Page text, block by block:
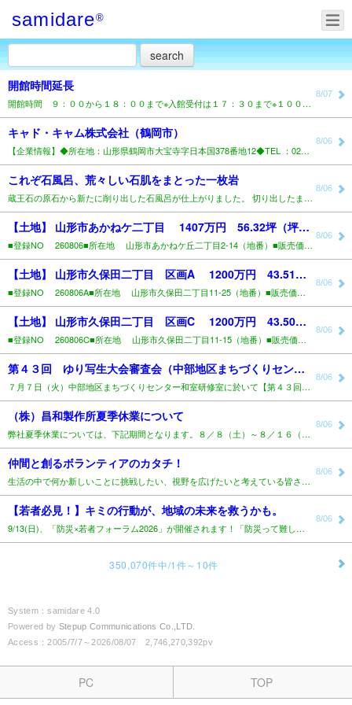
samidare®
開館時間延長
開館時間 ９：００から１８：００まで※入館受付は１７：３０まで※１００名城スタンプ、マンホールカード..
8/07
キャド・キャム株式会社（鶴岡市）
【企業情報】◆所在地：山形県鶴岡市大宝寺字日本国378番地12◆TEL ：0235-25-1211◆..
8/06
これぞ石風呂、荒々しい石肌をまとった一枚岩
蔵王石の原石から新たに削り出した石風呂が仕上がりました。 切り出したままの荒々しい石肌を大きく残し、..
8/06
【土地】 山形市あかねケ二丁目 1407万円 56.32坪（坪24.98万円）..
■登録NO 260806■所在地 山形市あかねケ丘二丁目2-14（地番）■販売価格 1,407万..
8/06
【土地】 山形市久保田二丁目 区画A 1200万円 43.51坪（坪27.58万円）..
■登録NO 260806A■所在地 山形市久保田二丁目11-25（地番）■販売価格 1,200万..
8/06
【土地】 山形市久保田二丁目 区画C 1200万円 43.50坪（坪27.59万円）..
■登録NO 260806C■所在地 山形市久保田二丁目11-15（地番）■販売価格 1,200万..
8/06
第４３回 ゆり写生大会審査会（中部地区まちづくりセンター）..
７月７日（火）中部地区まちづくりセンター和室研修室に於いて【第４３回ゆり写生大会審査会】が行われまし..
8/06
（株）昌和製作所夏季休業について
弊社夏季休業については、下記期間となります。８／８（土）～８／１６（日）尚休業期間中もメール対応致し..
8/06
仲間と創るボランティアのカタチ！
生活の中で何か新しいことに挑戦したい、視野を広げたいと考えている皆さんへ。10月18日開催予定の「ボ..
8/06
【若者必見！】キミの行動が、地域の未来を救うかも。
9/13(日)、「防災×若者フォーラム2026」が開催されます！「防災って難しそう&he..
8/06
350,070件中/1件～10件
System：samidare 4.0
Powered by Stepup Communications Co.,LTD.
Access：2005/7/7～2026/08/07 2,746,270,392pv
PC TOP